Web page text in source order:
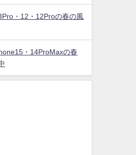
・12・12Proの春の風
・14ProMaxの春